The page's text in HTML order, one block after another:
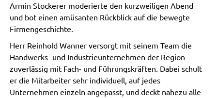
Armin Stockerer moderierte den kurzweiligen Abend
und bot einen amüsanten Rückblick auf die bewegte
Firmengeschichte.
Herr Reinhold Wanner versorgt mit seinem Team die
Handwerks- und Industrieunternehmen der Region
zuverlässig mit Fach- und Führungskräften. Dabei schult
er die Mitarbeiter sehr individuell, auf jedes
Unternehmen einzeln angepasst, und deckt nahezu alle